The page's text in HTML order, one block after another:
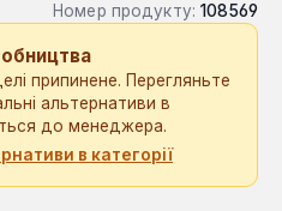
Номер продукту: 108569
припинене. Перегляньте
альтернативи в
до менеджера.
в категорії